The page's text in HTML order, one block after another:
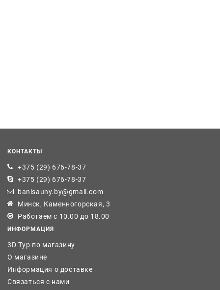
КОНТАКТЫ
+375 (29) 676-78-37
+375 (29) 676-78-37
banisauny.by@gmail.com
Минск, Каменногорская, 3
Работаем с 10.00 до 18.00
ИНФОРМАЦИЯ
3D Тур по магазину
О магазине
Информация о доставке
Связаться с нами